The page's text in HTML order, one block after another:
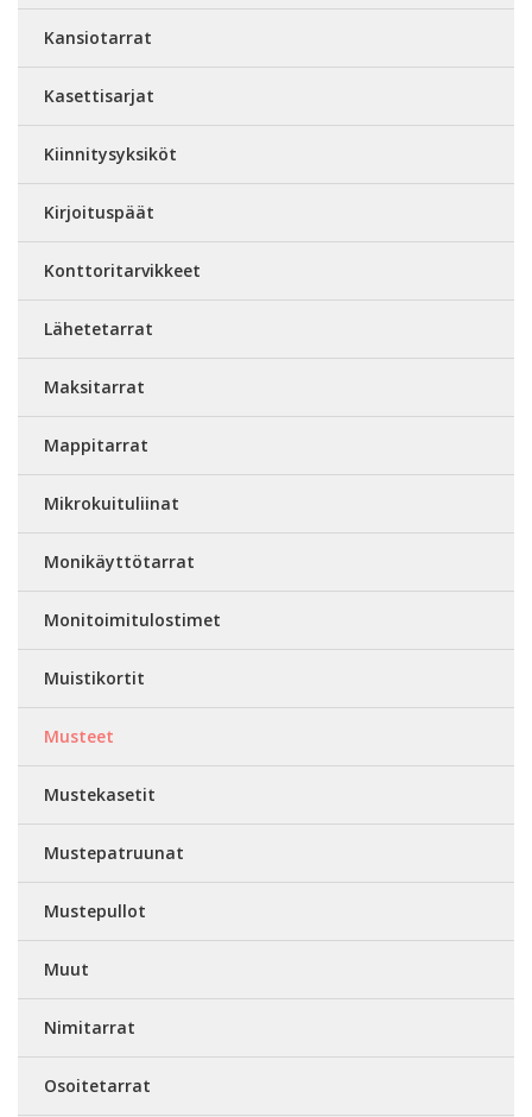
Kansiotarrat
Kasettisarjat
Kiinnitysyksiköt
Kirjoituspäät
Konttoritarvikkeet
Lähetetarrat
Maksitarrat
Mappitarrat
Mikrokuituliinat
Monikäyttötarrat
Monitoimitulostimet
Muistikortit
Musteet
Mustekasetit
Mustepatruunat
Mustepullot
Muut
Nimitarrat
Osoitetarrat